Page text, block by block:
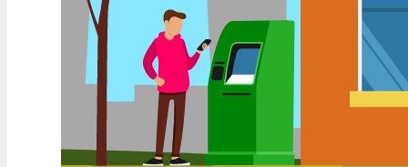
Mistahes pank THB
Visa/MasterCard MDL
Visa/MasterCard AMD
Visa/MasterCard TRY